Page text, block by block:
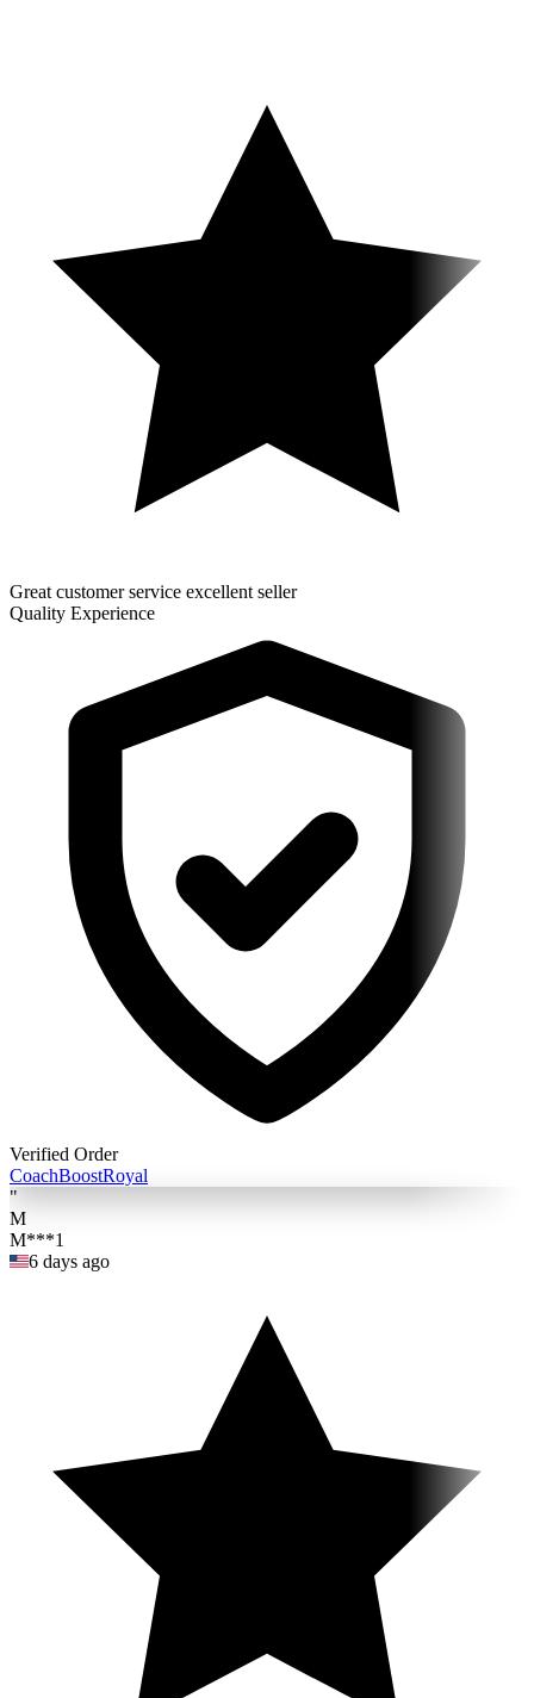
Great customer service excellent seller
Quality Experience
Verified Order
CoachBoostRoyal
"
M
M***1
6 days ago